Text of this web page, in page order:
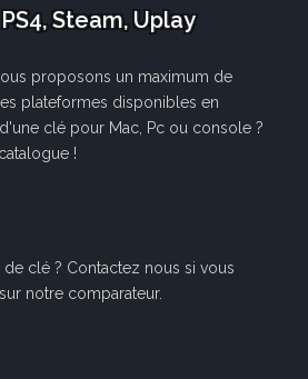
Steam, Uplay
proposons un maximum de
plateformes disponibles en
clé pour Mac, Pc ou console ?
!
clé ? Contactez nous si vous
notre comparateur.